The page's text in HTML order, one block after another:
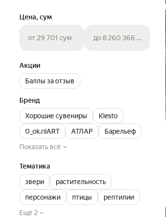
Цена, сум
от 29 701 сум до 8 260 366 сум
Акции
Баллы за отзыв
Бренд
Хорошие сувениры
Klesto
0_ok.rilART
АТЛАР
Барельеф
Показать всё
Тематика
звери
растительность
персонажи
птицы
рептилии
Ещё 2